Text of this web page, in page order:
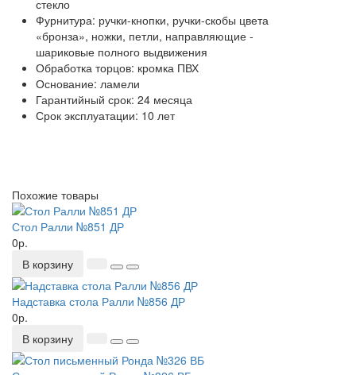
стекло
Фурнитура: ручки-кнопки, ручки-скобы цвета
«бронза», ножки, петли, направляющие -
шариковые полного выдвижения
Обработка торцов: кромка ПВХ
Основание: ламели
Гарантийный срок: 24 месяца
Срок эксплуатации: 10 лет
Похожие товары
Стол Ралли №851 ДР
0р.
В корзину
Надставка стола Ралли №856 ДР
0р.
В корзину